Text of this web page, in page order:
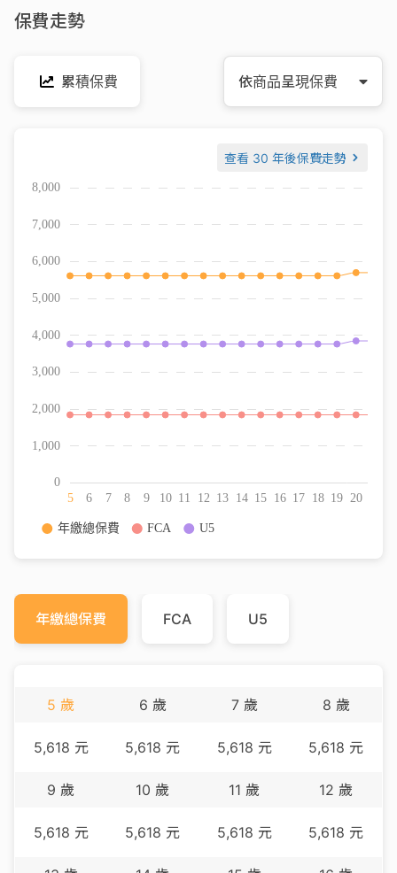
保費走勢
累積保費 依商品呈現保費
查看 30 年後保費走勢
年繳總保費 FCA U5
5 歲
5,618 元
6 歲
5,618 元
7歲
5,618 元
8 歲
5,618 元
9 歲
5,618 元
10 歲
5,618 元
11 歲
5,618 元
12 歲
5,618 元